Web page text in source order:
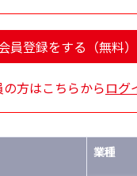
員登録をする（無料）
の方はこちらからログ
業種